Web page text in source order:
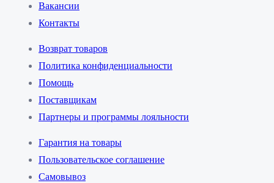
Вакансии
Контакты
Возврат товаров
Политика конфиденциальности
Помощь
Поставщикам
Партнеры и программы лояльности
Гарантия на товары
Пользовательское соглашение
Самовывоз